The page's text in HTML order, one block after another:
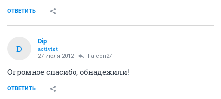
ОТВЕТИТЬ
D
Dip
activist
27 июля 2012 Falcon27
Огромное спасибо, обнадежили!
ОТВЕТИТЬ